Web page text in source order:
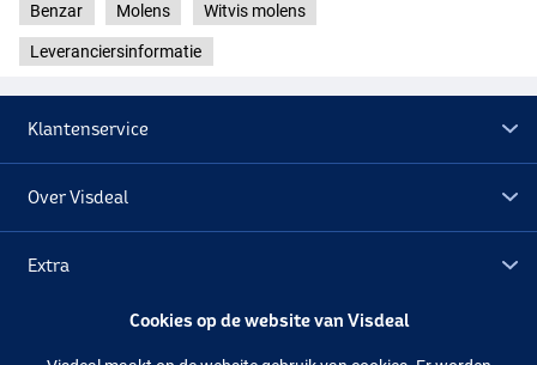
Benzar Molens Witvis molens
Leveranciersinformatie
Klantenservice
Over Visdeal
Extra
Cookies op de website van Visdeal